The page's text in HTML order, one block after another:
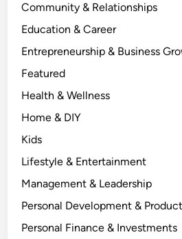
พ
Community & Relationships
Education & Career
Entrepreneurship & Business
Featured
Health & Wellness
Home & DIY
Kids
Lifestyle & Entertainment
Management & Leadership
Personal Development &
Personal Finance & Investments